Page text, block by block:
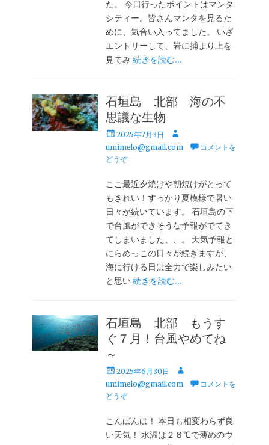
た。 今日行ったポイントはマンタ
シティー。皆さんマンタを見るた
めに、気合い入ってました。 いざ
エントリーして、岩に捕まり上を
見てみ続きを読む…
石垣島 北部 海の不
思議な生物
投
稿
日
2025年7月3日
投
稿
umimelo@gmail.com
コメントを
どうぞ
ここ最近夕焼けや朝焼けがとって
もきれい！すっかり夏模様で暑い
日々が続いています。 石垣島の下
で台風ができそうな予報がでてき
てしまいました、、。 天気予報と
にらめっこの日々が続きますが、
海に行ける日は全力で楽しみたい
と思い続きを読む…
石垣島 北部 もうす
ぐ７月！台風やめてね
～
投
稿
日
2025年6月30日
投
稿
umimelo@gmail.com
コメントを
どうぞ
こんばんは！ 本日も相変わらず良
い天気！ 水温は２８℃で薄めのウ